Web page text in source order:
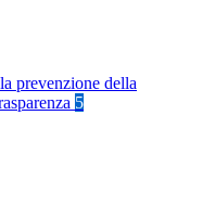
prevenzione della
5